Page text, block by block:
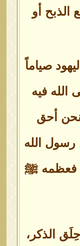
الذبح أو
صياماً
الله فيه
أحق
رسول الله
فعظمه ﷺ
الذكر،